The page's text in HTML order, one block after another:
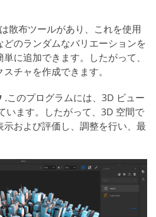
散布ツールがあり、これを使用
どのランダムなバリエーションを
に追加できます。したがって、
チャを作成できます。
.このプログラムには、3D ビュー
います。したがって、3D 空間で
および評価し、調整を行い、最